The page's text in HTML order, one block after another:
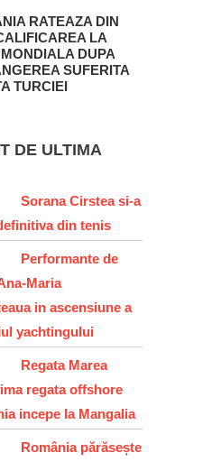
RATEAZA DIN
LA
DUPA
SUFERITA
TURCIEI
DE ULTIMA
Sorana Cirstea si-a
din tenis
Performante de
Maria
in ascensiune a
yachtingului
Regata Marea
regata offshore
incepe la Mangalia
România părăsește